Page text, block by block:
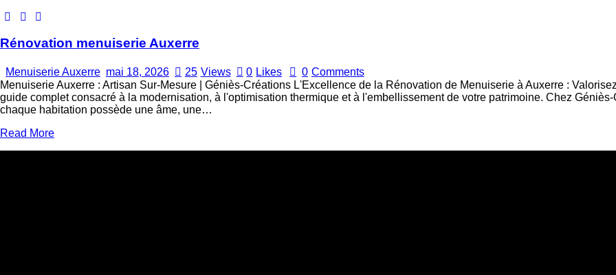
Rénovation menuiserie Auxerre
Menuiserie Auxerre mai 18, 2026 25 Views 0 Likes 0 Comments
Menuiserie Auxerre : Artisan Sur-Mesure | Géniès-Créations L'Excellence de la Rénovation de Menuiserie à Auxerre :
guide complet consacré à la modernisation, à l'optimisation thermique et à l'embellissement de votre patrimoine. Chez
chaque habitation possède une âme, une…
Read More